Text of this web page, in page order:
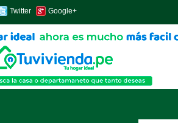
Twitter Google+